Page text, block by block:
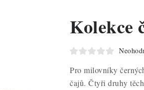
Kolekce
Pro milovníky
čajů. Čtyři druhy